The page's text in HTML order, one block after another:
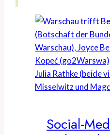
Social-